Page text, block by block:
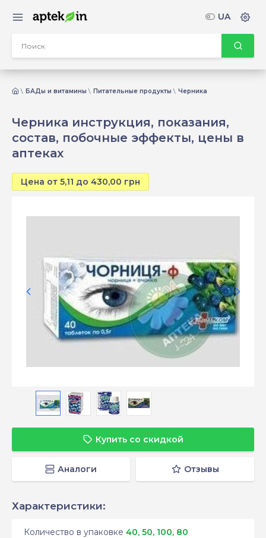
БАДы и витамины Питательные продукты Черника
Черника инструкция, показания,
состав, побочные эффекты, цены в
аптеках
Цена от 5,11 до 430,00 грн
Купить со скидкой
Аналоги Отзывы
Характеристики:
Количество в упаковке 40, 50, 100, 80
UA